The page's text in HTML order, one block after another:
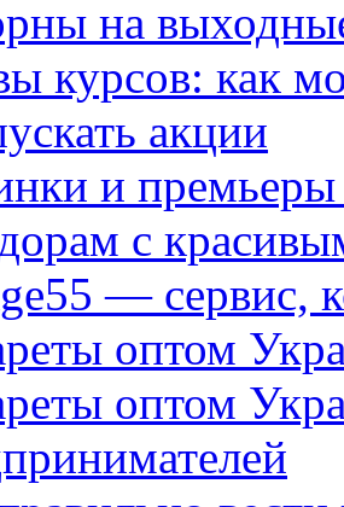
на
курсов: как
акции
и
с
— сервис,
оптом
оптом